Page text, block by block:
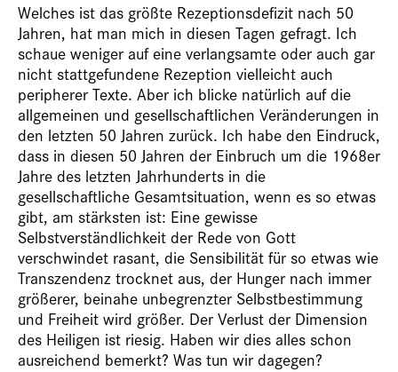
Welches ist das größte Rezeptionsdefizit nach 50
Jahren, hat man mich in diesen Tagen gefragt. Ich
schaue weniger auf eine verlangsamte oder auch gar
nicht stattgefundene Rezeption vielleicht auch
peripherer Texte. Aber ich blicke natürlich auf die
allgemeinen und gesellschaftlichen Veränderungen in
den letzten 50 Jahren zurück. Ich habe den Eindruck,
dass in diesen 50 Jahren der Einbruch um die 1968er
Jahre des letzten Jahrhunderts in die
gesellschaftliche Gesamtsituation, wenn es so etwas
gibt, am stärksten ist: Eine gewisse
Selbstverständlichkeit der Rede von Gott
verschwindet rasant, die Sensibilität für so etwas wie
Transzendenz trocknet aus, der Hunger nach immer
größerer, beinahe unbegrenzter Selbstbestimmung
und Freiheit wird größer. Der Verlust der Dimension
des Heiligen ist riesig. Haben wir dies alles schon
ausreichend bemerkt? Was tun wir dagegen?